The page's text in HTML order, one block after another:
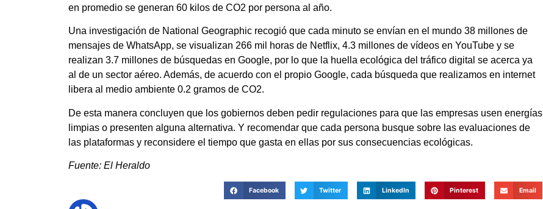
en promedio se generan 60 kilos de CO2 por persona al año.
Una investigación de National Geographic recogió que cada minuto se envían en el mundo 38 millones de
mensajes de WhatsApp, se visualizan 266 mil horas de Netflix, 4.3 millones de vídeos en YouTube y se
realizan 3.7 millones de búsquedas en Google, por lo que la huella ecológica del tráfico digital se acerca ya
al de un sector aéreo. Además, de acuerdo con el propio Google, cada búsqueda que realizamos en internet
libera al medio ambiente 0.2 gramos de CO2.
De esta manera concluyen que los gobiernos deben pedir regulaciones para que las empresas usen energías
limpias o presenten alguna alternativa. Y recomendar que cada persona busque sobre las evaluaciones de
las plataformas y reconsidere el tiempo que gasta en ellas por sus consecuencias ecológicas.
Fuente: El Heraldo
Facebook Twitter LinkedIn Pinterest Email